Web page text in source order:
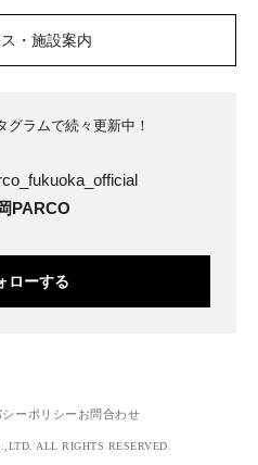
・施設案内
グラムで続々更新中！
PARCO
ローする
ーポリシー お問合わせ
ALL RIGHTS RESERVED.